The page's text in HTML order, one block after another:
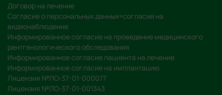
Договор на лечение
Согласие о персональных данных+согласие на
видеонаблюдение
Информированное согласие на проведение медицинского
рентгенологического обследования
Информированное согласие пациента на лечение
Информированное согласие на имплантацию
Лицензия №ЛО-37-01-000077
Лицензия №ЛО-37-01-001343